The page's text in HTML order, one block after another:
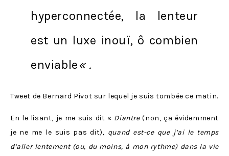
hyperconnectée, la lenteur
est un luxe inouï, ô combien
enviable« .
Tweet de Bernard Pivot sur lequel je suis tombée ce matin.
En le lisant, je me suis dit « Diantre(non, ça évidemment
je ne me le suis pas dit), quand est-ce que j’ai le temps
d’aller lentement (ou, du moins, à mon rythme) dans la vie